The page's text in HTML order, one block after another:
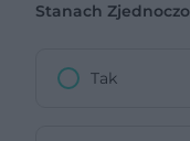
Stanach
Tak